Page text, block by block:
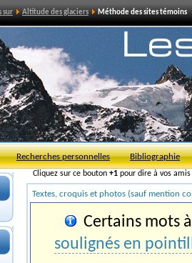
sur Altitude des glaciers Méthode des sites témoins
Recherches personnelles Bibliographie
Cliquez sur ce bouton +1 pour dire à vos
Textes, croquis et photos (sauf mention
Certains mots
soulignés en